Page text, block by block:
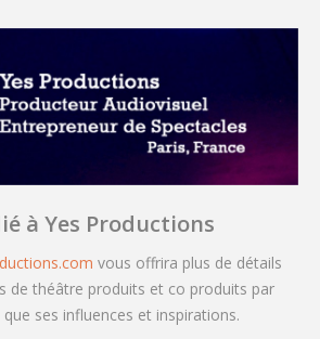
à Yes Productions
vous offrira plus de détails
de théâtre produits et co produits par
ses influences et inspirations.